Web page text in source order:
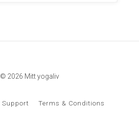
© 2026 Mitt yogaliv
Support Terms & Conditions